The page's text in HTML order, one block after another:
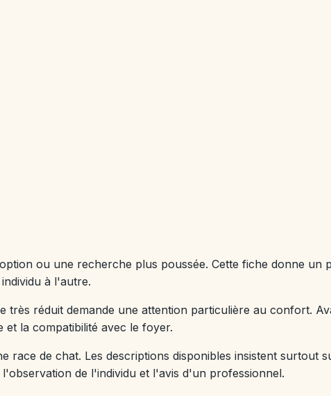
ou une recherche plus poussée. Cette fiche donne un
à l'autre.
très réduit demande une attention particulière au confort.
et la compatibilité avec le foyer.
race de chat. Les descriptions disponibles insistent surtout
de l'individu et l'avis d'un professionnel.